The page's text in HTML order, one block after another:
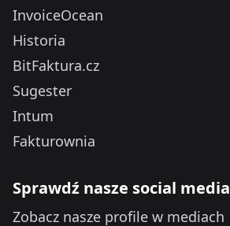
InvoiceOcean
Historia
BitFaktura.cz
Sugester
Intum
Fakturownia
Sprawdź nasze social media
Zobacz nasze profile w mediach